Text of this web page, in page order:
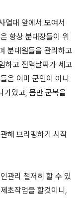
열대 앞에서 모여서
항상 분대장들이 위
분대원들을 관리하고
하고 전역날짜가 세고
은 이미 군인이 아니
가있고, 몸만 군복을
해 브리핑하기 시작
관리 철저히 할 수 있
초작업을 할것이니,